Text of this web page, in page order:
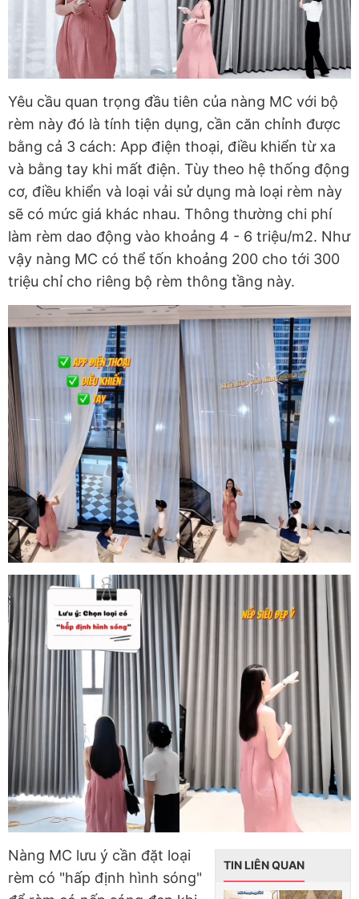
Yêu cầu quan trọng đầu tiên của nàng MC với bộ
rèm này đó là tính tiện dụng, cần căn chỉnh được
bằng cả 3 cách: App điện thoại, điều khiển từ xa
và bằng tay khi mất điện. Tùy theo hệ thống động
cơ, điều khiển và loại vải sử dụng mà loại rèm này
sẽ có mức giá khác nhau. Thông thường chi phí
làm rèm dao động vào khoảng 4 - 6 triệu/m2. Như
vậy nàng MC có thể tốn khoảng 200 cho tới 300
triệu chỉ cho riêng bộ rèm thông tầng này.
TIN LIÊN QUAN
Nàng MC lưu ý cần đặt loại
rèm có "hấp định hình sóng"